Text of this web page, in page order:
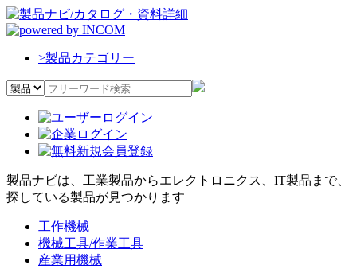
>製品カテゴリー
製品ナビは、工業製品からエレクトロニクス、IT製品まで、
探している製品が見つかります
工作機械
機械工具/作業工具
産業用機械